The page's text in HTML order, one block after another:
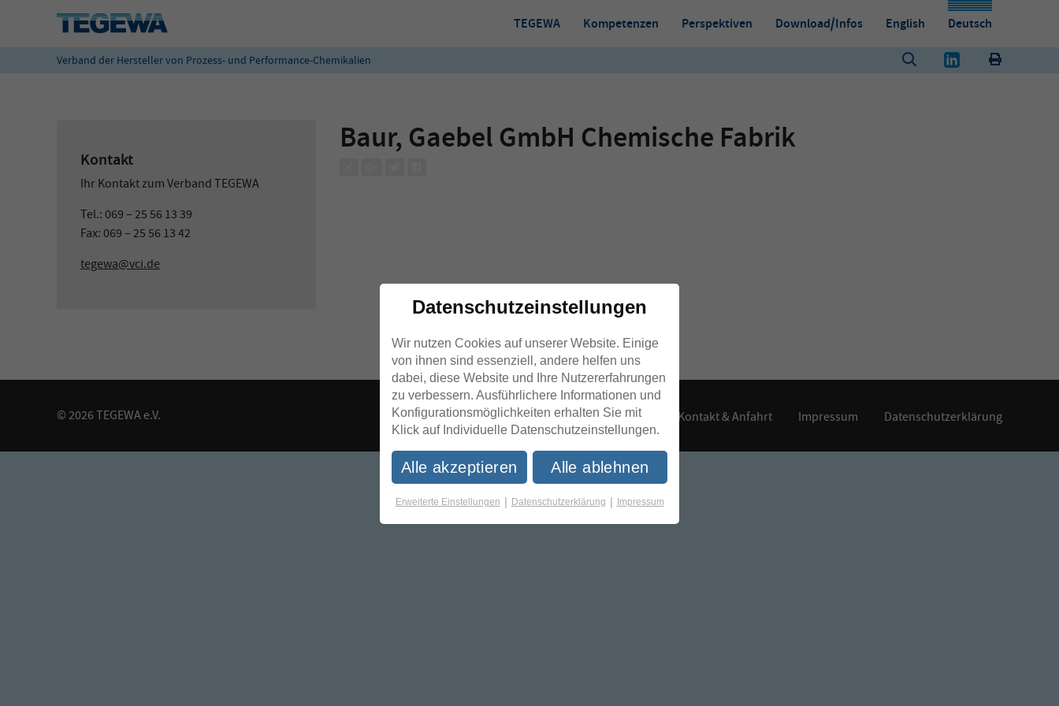
TEGEWA Kompetenzen Perspektiven Download/Infos English Deutsch
Verband der Hersteller von Prozess- und Performance-Chemikalien
Baur, Gaebel GmbH Chemische Fabrik
Kontakt
Ihr Kontakt zum Verband TEGEWA
Tel.: 069 – 25 56 13 39
Fax: 069 – 25 56 13 42
tegewa@vci.de
© 2026 TEGEWA e.V. Kontakt & Anfahrt Impressum Datenschutzerklärung
Datenschutzeinstellungen
Wir nutzen Cookies auf unserer Website. Einige
von ihnen sind essenziell, andere helfen uns
dabei, diese Website und Ihre Nutzererfahrungen
zu verbessern. Ausführlichere Informationen und
Konfigurationsmöglichkeiten erhalten Sie mit
Klick auf Individuelle Datenschutzeinstellungen.
Alle akzeptieren Alle ablehnen
Erweiterte Einstellungen | Datenschutzerklärung | Impressum